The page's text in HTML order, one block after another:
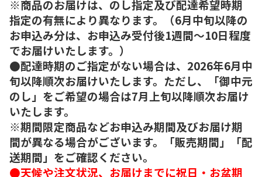
※商品のお届けは、のし指定及び配達希望時期
指定の有無により異なります。（6月中旬以降の
お申込み分は、お申込み受付後1週間～10日程度
でお届けいたします。）
●配達時期のご指定がない場合は、2026年6月中
旬以降順次お届けいたします。ただし、「御中元
のし」をご希望の場合は7月上旬以降順次お届け
いたします。
※期間限定商品などお申込み期間及びお届け期
間が異なる場合がございます。「販売期間」「配
送期間」をご確認ください。
●天候や注文状況、お届けまでに祝日・お盆期